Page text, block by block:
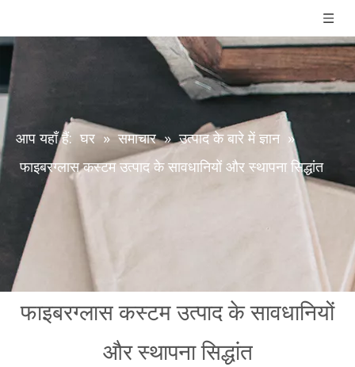
आप यहाँ हैं: घर » समाचार » उत्पाद के बारे में ज्ञान »
फाइबरग्लास कस्टम उत्पाद के सावधानियों और स्थापना सिद्धांत
फाइबरग्लास कस्टम उत्पाद के सावधानियों
और स्थापना सिद्धांत